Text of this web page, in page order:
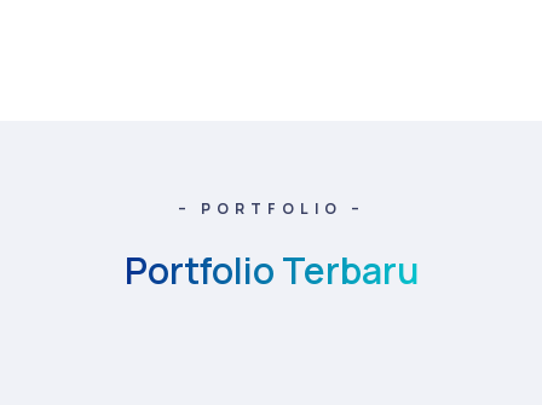
– PORTFOLIO –
Portfolio Terbaru